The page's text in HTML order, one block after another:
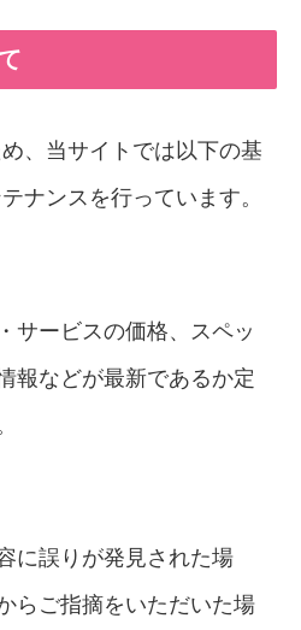
、当サイトでは以下の基
ナンスを行っています。
サービスの価格、スペッ
報などが最新であるか定
に誤りが発見された場
らご指摘をいただいた場